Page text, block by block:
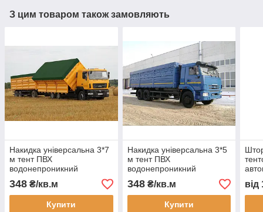
З цим товаром також замовляють
Накидка універсальна 3*7
м тент ПВХ
водонепроникний
автотент на вантажівку
тент захисний тент на
замовлення доставка
348 ₴/кв.м
Купити
Накидка універсальна 3*5
м тент ПВХ
водонепроникний
автотент на вантажівку
тент на кузов тент
захисний тент на
замовлення доставка
348₴/кв.м
Купити
від